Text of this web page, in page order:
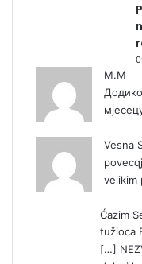
М.М
Vesna
velikim
Ćazim
tužioca
[…]